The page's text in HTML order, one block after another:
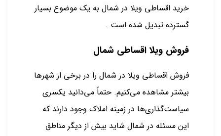
خرید اقساطی ویلا در شمال به یک موضوع بسیار
گسترده تبدیل شده است .
فروش ویلا اقساطی شمال
فروش اقساطی ویلا در شمال را در برخی از شهرها
بیشتر مشاهده می‌کنیم. حتماً می‌دانید یکسری
سیاست‌گذاری‌ها در زمینه املاک وجود دارند که
این مسئله در شمال شاید بیش از دیگر مناطق